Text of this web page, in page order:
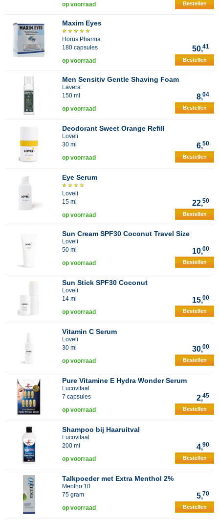
op voorraad Bestellen
Maxim Eyes
Horus Pharma
180 capsules
50,41
op voorraad Bestellen
Men Sensitiv Gentle Shaving Foam
Lavera
150 ml
8,04
op voorraad Bestellen
Deodorant Sweet Orange Refill
Loveli
30 ml
6,50
op voorraad Bestellen
Eye Serum
Loveli
15 ml
22,50
op voorraad Bestellen
Sun Cream SPF30 Coconut Travel Size
Loveli
50 ml
10,00
op voorraad Bestellen
Sun Stick SPF30 Coconut
Loveli
14 ml
15,00
op voorraad Bestellen
Vitamin C Serum
Loveli
30 ml
30,00
op voorraad Bestellen
Pure Vitamine E Hydra Wonder Serum
Lucovitaal
7 capsules
2,45
op voorraad Bestellen
Shampoo bij Haaruitval
Lucovitaal
200 ml
4,90
op voorraad Bestellen
Talkpoeder met Extra Menthol 2%
Mentho 10
75 gram
5,70
op voorraad Bestellen